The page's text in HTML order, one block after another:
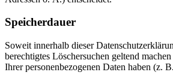
Speicherdauer
Soweit innerhalb dieser
berechtigtes Löschersuchen geltend
Ihrer personenbezogenen Daten haben (z.